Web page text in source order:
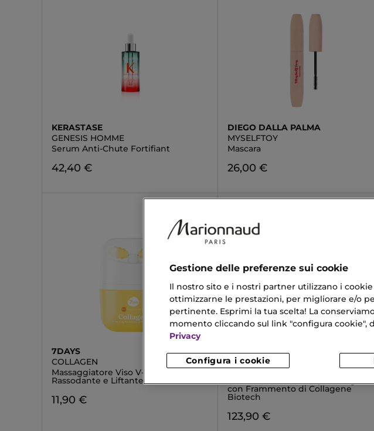
KERASTASE
GENESIS HOMME
Serum Anti-Chute Fortifiant
42,40 €
DIEGO DALLA PALMA
MYSELFTOY
Mascara
26,00 €
7DAYS
COLLAGEN
Massaggiatore Viso V-shaping -
Rassodante e Liftante
11,90 €
DIOR
DIOR CAPTURE PRO-COLLAGEN
SHOT
con Frammento di Collagene
Biotech
123,90 €
Gestione delle preferenze sui cookie
Il nostro sito e i nostri partner utilizzano i
ottimizzarne le prestazioni, per migliorare e/o
pertinente. Esprimi la tua scelta! La
momento cliccando sul link "configura
Privacy
Configura i cookie